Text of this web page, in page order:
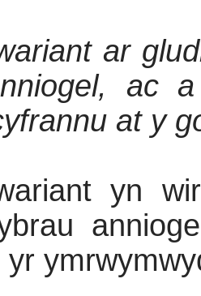
ar
ac
at y
yn